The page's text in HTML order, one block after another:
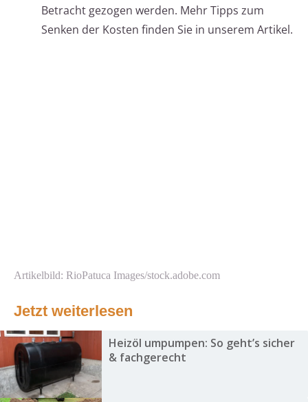
Betracht gezogen werden. Mehr Tipps zum
Senken der Kosten finden Sie in unserem Artikel.
Artikelbild: RioPatuca Images/stock.adobe.com
Jetzt weiterlesen
Heizöl umpumpen: So geht’s sicher
& fachgerecht